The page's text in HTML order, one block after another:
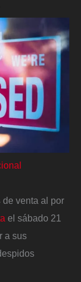
de venta al por
el sábado 21
a sus